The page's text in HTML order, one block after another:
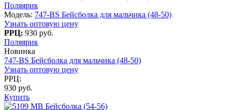
Поляярик
Модель: 747-BS Бейсболка для мальчика (48-50)
Узнать оптовую цену
РРЦ: 930 руб.
Поляярик
Новинка
747-BS Бейсболка для мальчика (48-50)
Узнать оптовую цену
РРЦ:
930 руб.
Купить